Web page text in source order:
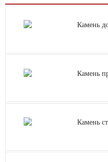
Камень
Камень
Камень